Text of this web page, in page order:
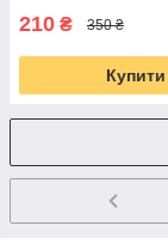
210 ₴ 350 ₴
Купити